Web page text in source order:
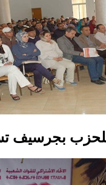
للحزب بجرسيف